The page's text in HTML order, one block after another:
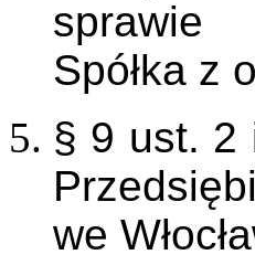
sprawie
Spółka z
§ 9 ust. 2
we